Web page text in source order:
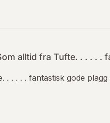
alltid fra Tufte. . . . . .
. . . . . fantastisk gode plagg